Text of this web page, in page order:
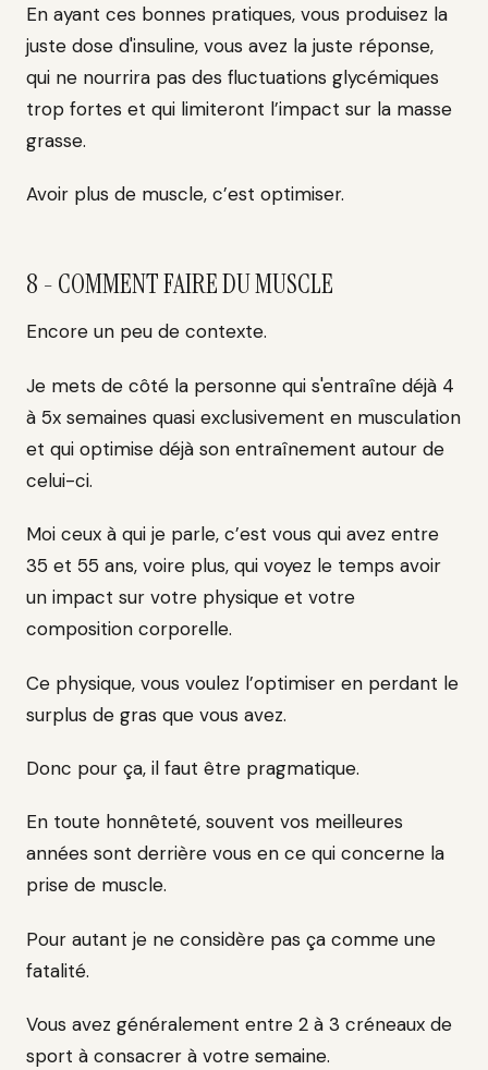
En ayant ces bonnes pratiques, vous produisez la
juste dose d'insuline, vous avez la juste réponse,
qui ne nourrira pas des fluctuations glycémiques
trop fortes et qui limiteront l’impact sur la masse
grasse.
Avoir plus de muscle, c’est optimiser.
8 - COMMENT FAIRE DU MUSCLE
Encore un peu de contexte.
Je mets de côté la personne qui s'entraîne déjà 4
à 5x semaines quasi exclusivement en musculation
et qui optimise déjà son entraînement autour de
celui-ci.
Moi ceux à qui je parle, c’est vous qui avez entre
35 et 55 ans, voire plus, qui voyez le temps avoir
un impact sur votre physique et votre
composition corporelle.
Ce physique, vous voulez l’optimiser en perdant le
surplus de gras que vous avez.
Donc pour ça, il faut être pragmatique.
En toute honnêteté, souvent vos meilleures
années sont derrière vous en ce qui concerne la
prise de muscle.
Pour autant je ne considère pas ça comme une
fatalité.
Vous avez généralement entre 2 à 3 créneaux de
sport à consacrer à votre semaine.